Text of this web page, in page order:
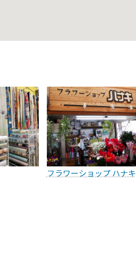
フラワーショップ ハナキ